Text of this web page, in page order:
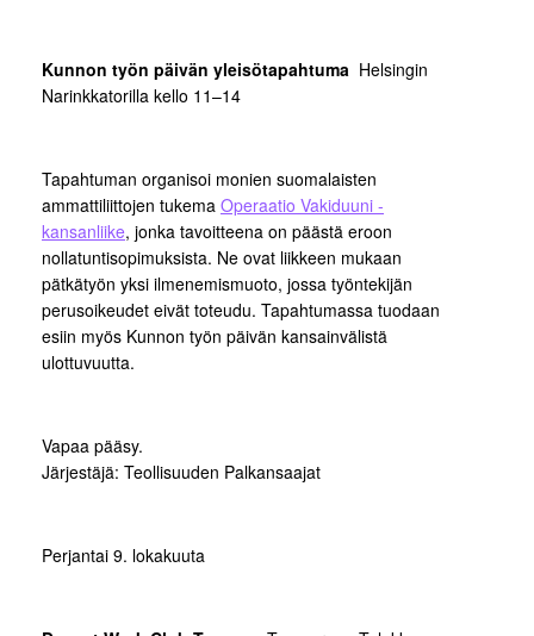
Kunnon työn päivän yleisötapahtuma Helsingin
Narinkkatorilla kello 11–14
Tapahtuman organisoi monien suomalaisten
ammattiliittojen tukema Operaatio Vakiduuni -
kansanliike, jonka tavoitteena on päästä eroon
nollatuntisopimuksista. Ne ovat liikkeen mukaan
pätkätyön yksi ilmenemismuoto, jossa työntekijän
perusoikeudet eivät toteudu. Tapahtumassa tuodaan
esiin myös Kunnon työn päivän kansainvälistä
ulottuvuutta.
Vapaa pääsy.
Järjestäjä: Teollisuuden Palkansaajat
Perjantai 9. lokakuuta